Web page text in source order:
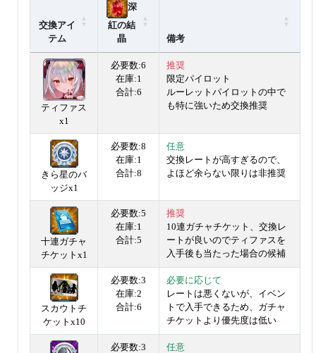
交換アイ
テム
深
紅の結
晶
備考
ティファス
x1
必要数:6
在庫:1
合計:6
推奨
限定パイロット
ルーレットパイロットの中で
も特に強いため交換推奨
きら星のバ
ッジx1
必要数:8
在庫:1
合計:8
任意
交換レートが高すぎるので、
よほど余らない限りは非推奨
十連ガチャ
チケットx1
必要数:5
在庫:1
合計:5
推奨
10連ガチャチケット、交換レ
ートが良いのでティファスを
入手後も当たった場合の候補
スカウトチ
ケットx10
必要数:3
在庫:2
合計:6
必要に応じて
レートは悪くないが、イベン
トで入手できるため、ガチャ
チケットより優先度は低い
必要数:3
任意